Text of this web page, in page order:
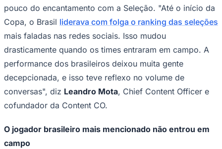
pouco do encantamento com a Seleção. "Até o início da
Copa, o Brasil liderava com folga o ranking das seleções
mais faladas nas redes sociais. Isso mudou
drasticamente quando os times entraram em campo. A
performance dos brasileiros deixou muita gente
decepcionada, e isso teve reflexo no volume de
conversas", diz Leandro Mota, Chief Content Officer e
cofundador da Content CO.
O jogador brasileiro mais mencionado não entrou em
campo